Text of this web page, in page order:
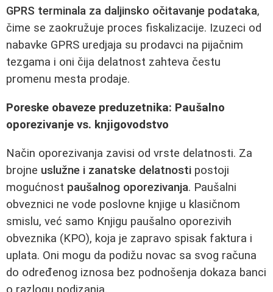
GPRS terminala za daljinsko očitavanje podataka,
čime se zaokružuje proces fiskalizacije. Izuzeci od
nabavke GPRS uredjaja su prodavci na pijačnim
tezgama i oni čija delatnost zahteva čestu
promenu mesta prodaje.
Poreske obaveze preduzetnika: Paušalno
oporezivanje vs. knjigovodstvo
Način oporezivanja zavisi od vrste delatnosti. Za
brojne uslužne i zanatske delatnosti postoji
mogućnost paušalnog oporezivanja. Paušalni
obveznici ne vode poslovne knjige u klasičnom
smislu, već samo Knjigu paušalno oporezivih
obveznika (KPO), koja je zapravo spisak faktura i
uplata. Oni mogu da podižu novac sa svog računa
do određenog iznosa bez podnošenja dokaza banci
o razlogu podizanja.